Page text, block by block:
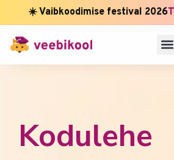
☀️ Vaibkoodimise festival 2026
Kodulehe